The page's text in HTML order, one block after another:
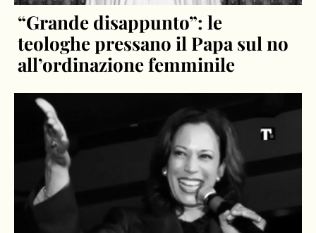
“Grande disappunto”: le
teologhe pressano il Papa sul no
all’ordinazione femminile